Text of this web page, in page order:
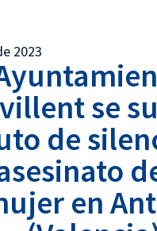
2023
se
de
en